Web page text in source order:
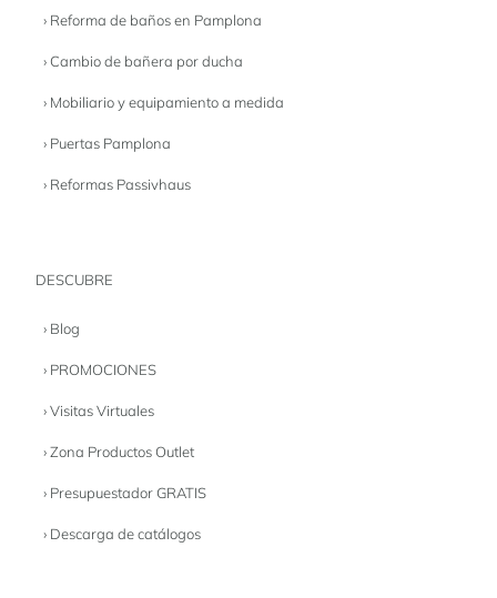
› Reforma de baños en Pamplona
› Cambio de bañera por ducha
› Mobiliario y equipamiento a medida
› Puertas Pamplona
› Reformas Passivhaus
DESCUBRE
› Blog
› PROMOCIONES
› Visitas Virtuales
› Zona Productos Outlet
› Presupuestador GRATIS
› Descarga de catálogos